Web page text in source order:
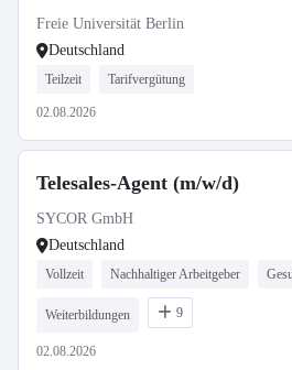
Medicinal Chemistry, SFB
Freie Universität Berlin
Deutschland
Teilzeit Tarifvergütung
02.08.2026
Telesales-Agent (m/w/d)
SYCOR GmbH
Deutschland
Vollzeit Nachhaltiger Arbeitgeber
Weiterbildungen 9
02.08.2026